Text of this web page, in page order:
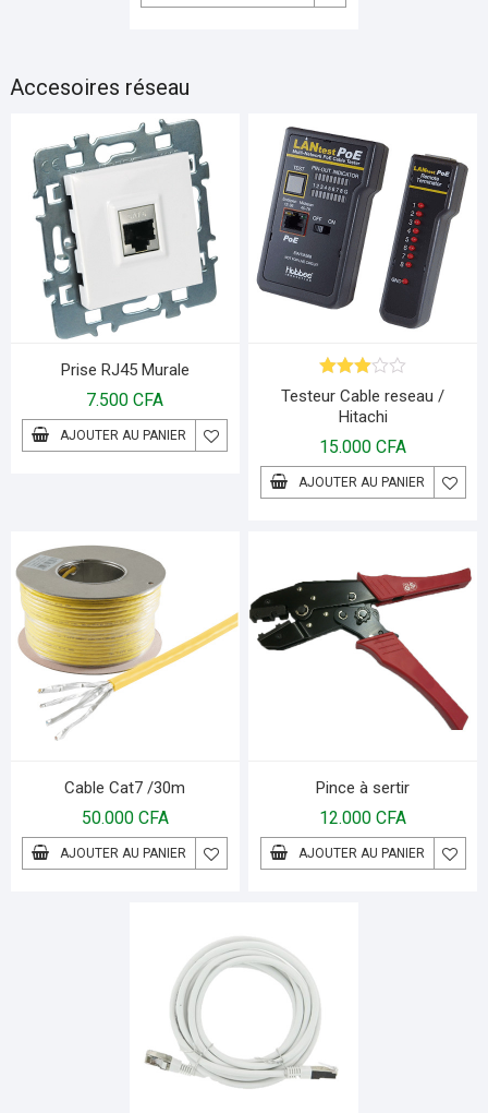
Accesoires réseau
Prise RJ45 Murale
7.500CFA
AJOUTER AU PANIER
Note
3.00
sur 5
Testeur Cable reseau /
Hitachi
15.000 CFA
AJOUTER AU PANIER
Cable Cat7 /30m
50.000 CFA
AJOUTER AU PANIER
Pince à sertir
12.000 CFA
AJOUTER AU PANIER